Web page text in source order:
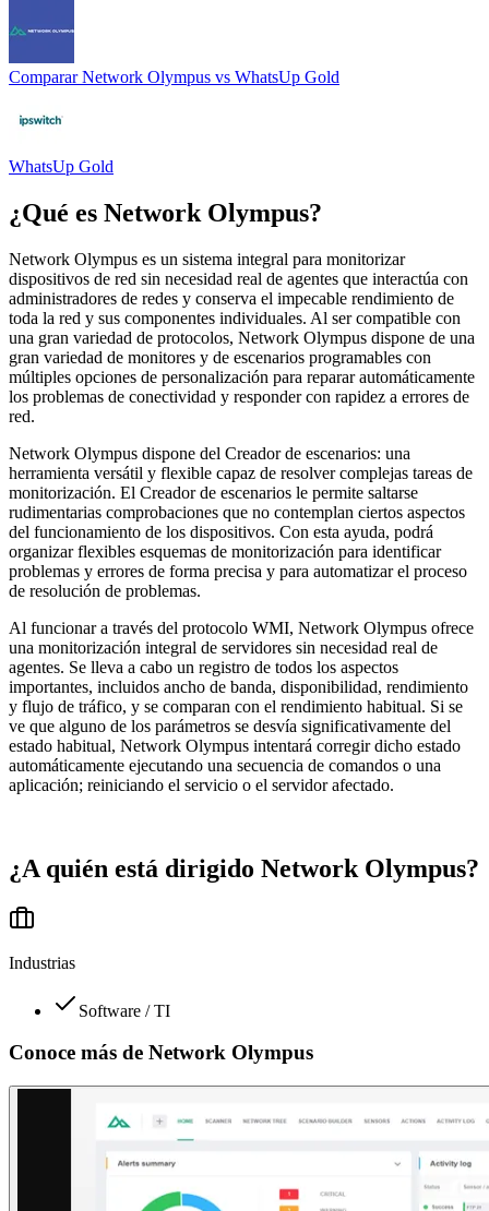
Comparar Network Olympus vs WhatsUp Gold
WhatsUp Gold
¿Qué es Network Olympus?
Network Olympus es un sistema integral para monitorizar
dispositivos de red sin necesidad real de agentes que interactúa con
administradores de redes y conserva el impecable rendimiento de
toda la red y sus componentes individuales. Al ser compatible con
una gran variedad de protocolos, Network Olympus dispone de una
gran variedad de monitores y de escenarios programables con
múltiples opciones de personalización para reparar automáticamente
los problemas de conectividad y responder con rapidez a errores de
red.
Network Olympus dispone del Creador de escenarios: una
herramienta versátil y flexible capaz de resolver complejas tareas de
monitorización. El Creador de escenarios le permite saltarse
rudimentarias comprobaciones que no contemplan ciertos aspectos
del funcionamiento de los dispositivos. Con esta ayuda, podrá
organizar flexibles esquemas de monitorización para identificar
problemas y errores de forma precisa y para automatizar el proceso
de resolución de problemas.
Al funcionar a través del protocolo WMI, Network Olympus ofrece
una monitorización integral de servidores sin necesidad real de
agentes. Se lleva a cabo un registro de todos los aspectos
importantes, incluidos ancho de banda, disponibilidad, rendimiento
y flujo de tráfico, y se comparan con el rendimiento habitual. Si se
ve que alguno de los parámetros se desvía significativamente del
estado habitual, Network Olympus intentará corregir dicho estado
automáticamente ejecutando una secuencia de comandos o una
aplicación; reiniciando el servicio o el servidor afectado.
¿A quién está dirigido Network Olympus?
Industrias
Software / TI
Conoce más de Network Olympus